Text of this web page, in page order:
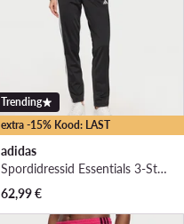
extra -15% Kood: LAST
Trending
adidas
Spordidressid Essentials 3-Stripes JD5434 Must Regular Fit
62,99€